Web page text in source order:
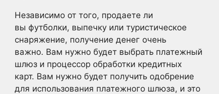
Независимо от того, продаете ли
вы футболки, выпечку или туристическое
снаряжение, получение денег очень
важно. Вам нужно будет выбрать платежный
шлюз и процессор обработки кредитных
карт. Вам нужно будет получить одобрение
для использования платежного шлюза, и это